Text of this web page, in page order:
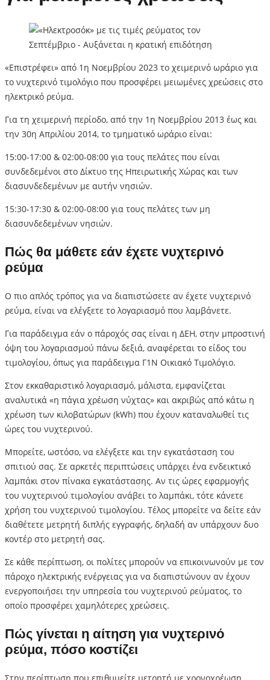
«Επιστρέφει» από 1η Νοεμβρίου 2023 το χειμερινό ωράριο για
το νυχτερινό τιμολόγιο που προσφέρει μειωμένες χρεώσεις στο
ηλεκτρικό ρεύμα.
Για τη χειμερινή περίοδο, από την 1η Νοεμβρίου 2013 έως και
την 30η Απριλίου 2014, το τμηματικό ωράριο είναι:
15:00-17:00 & 02:00-08:00 για τους πελάτες που είναι
συνδεδεμένοι στο Δίκτυο της Ηπειρωτικής Χώρας και των
διασυνδεδεμένων με αυτήν νησιών.
15:30-17:30 & 02:00-08:00 για τους πελάτες των μη
διασυνδεδεμένων νησιών.
Πώς θα μάθετε εάν έχετε νυχτερινό
ρεύμα
Ο πιο απλός τρόπος για να διαπιστώσετε αν έχετε νυχτερινό
ρεύμα, είναι να ελέγξετε το λογαριασμό που λαμβάνετε.
Για παράδειγμα εάν ο πάροχός σας είναι η ΔΕΗ, στην μπροστινή
όψη του λογαριασμού πάνω δεξιά, αναφέρεται το είδος του
τιμολογίου, όπως για παράδειγμα Γ1Ν Οικιακό Τιμολόγιο.
Στον εκκαθαριστικό λογαριασμό, μάλιστα, εμφανίζεται
αναλυτικά «η πάγια χρέωση νύχτας» και ακριβώς από κάτω η
χρέωση των κιλοβατώρων (kWh) που έχουν καταναλωθεί τις
ώρες του νυχτερινού.
Μπορείτε, ωστόσο, να ελέγξετε και την εγκατάσταση του
σπιτιού σας. Σε αρκετές περιπτώσεις υπάρχει ένα ενδεικτικό
λαμπάκι στον πίνακα εγκατάστασης. Αν τις ώρες εφαρμογής
του νυχτερινού τιμολογίου ανάβει το λαμπάκι, τότε κάνετε
χρήση του νυχτερινού τιμολογίου. Τέλος μπορείτε να δείτε εάν
διαθέτετε μετρητή διπλής εγγραφής, δηλαδή αν υπάρχουν δυο
κοντέρ στο μετρητή σας.
Σε κάθε περίπτωση, οι πολίτες μπορούν να επικοινωνούν με τον
πάροχο ηλεκτρικής ενέργειας για να διαπιστώνουν αν έχουν
ενεργοποιήσει την υπηρεσία του νυχτερινού ρεύματος, το
οποίο προσφέρει χαμηλότερες χρεώσεις.
Πώς γίνεται η αίτηση για νυχτερινό
ρεύμα, πόσο κοστίζει